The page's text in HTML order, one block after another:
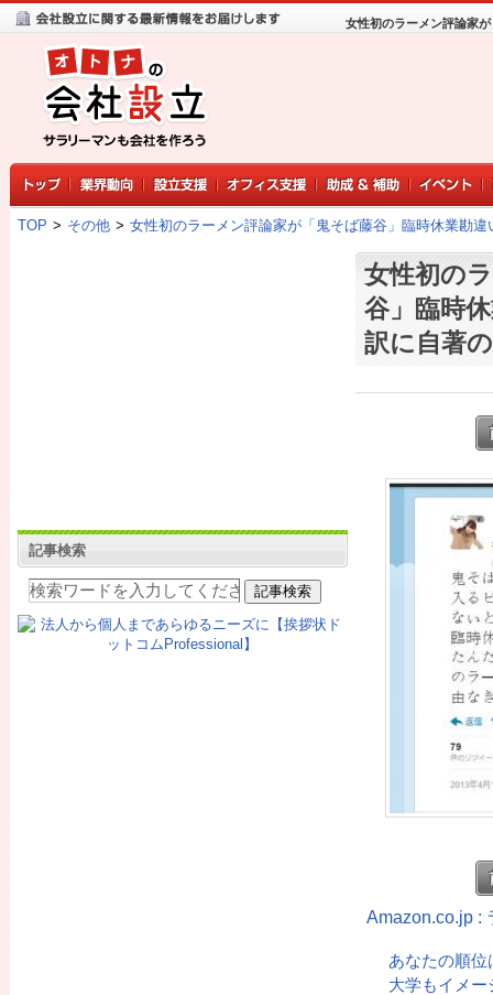
女性初のラーメン評論家
TOP > その他 > 女性初のラーメン評論家が「鬼そば藤谷」臨時休業勘
記事検索
女性初の
谷」臨時
訳に自著
Amazon.co.jp :
あなたの順位
大学もイメ